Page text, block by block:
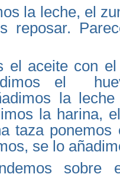
la leche, el
reposar.
el aceite con
el
la
la harina,
taza ponemos
se lo